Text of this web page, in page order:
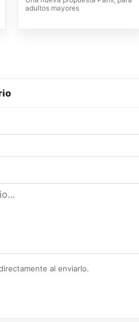
adultos mayores
al enviarlo.